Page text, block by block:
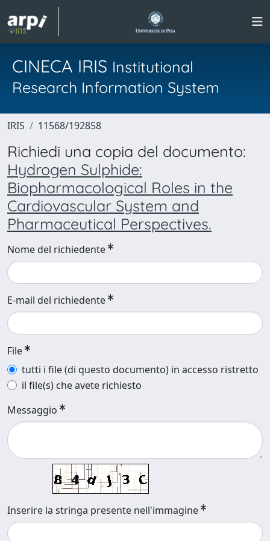
CINECA IRIS Institutional
Research Information System
IRIS 11568/192858
Richiedi una copia del documento:
Hydrogen Sulphide:
Biopharmacological Roles in the
Cardiovascular System and
Pharmaceutical Perspectives.
Nome del richiedente
E-mail del richiedente
File
tutti i file (di questo documento) in accesso ristretto
il file(s) che avete richiesto
Messaggio
Inserire la stringa presente nell'immagine